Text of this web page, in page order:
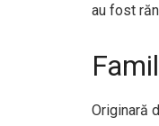
au fost
Originară